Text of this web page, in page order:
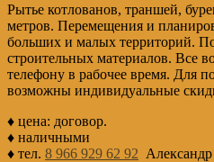
Рытье котлованов, траншей,
метров. Перемещения и
больших и малых территорий.
строительных материалов. Все
телефону в рабочее время. Для
возможны индивидуальные
♦ цена: договор.
♦ наличными
♦ тел. 8 966 929 62 92 Александр